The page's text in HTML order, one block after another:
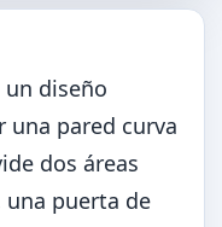
diseño
pared curva
dos áreas
una puerta de